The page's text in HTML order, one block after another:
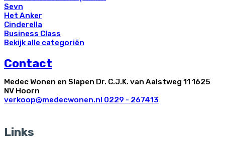
Sevn
Het Anker
Cinderella
Business Class
Bekijk alle categoriën
Contact
Medec Wonen en Slapen Dr. C.J.K. van Aalstweg 11 1625
NV Hoorn
verkoop@medecwonen.nl 0229 - 267413
Links